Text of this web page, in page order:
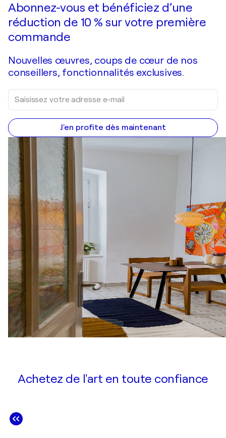
Abonnez-vous et bénéficiez d’une
réduction de 10 % sur votre première
commande
Nouvelles œuvres, coups de cœur de nos
conseillers, fonctionnalités exclusives.
J'en profite dès maintenant
Achetez de l'art en toute confiance